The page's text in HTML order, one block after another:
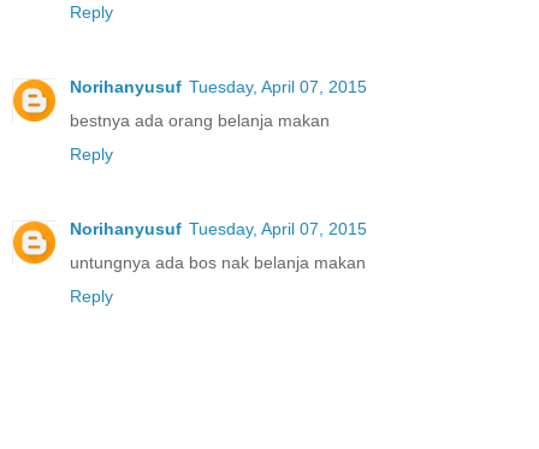
Reply
Norihanyusuf Tuesday, April 07, 2015
bestnya ada orang belanja makan
Reply
Norihanyusuf Tuesday, April 07, 2015
untungnya ada bos nak belanja makan
Reply